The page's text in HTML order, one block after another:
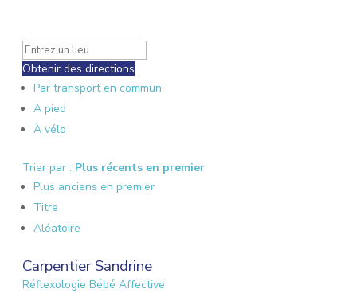
Obtenir des directions
Par transport en commun
A pied
À vélo
Trier par : Plus récents en premier
Plus anciens en premier
Titre
Aléatoire
Carpentier Sandrine
Réflexologie Bébé Affective